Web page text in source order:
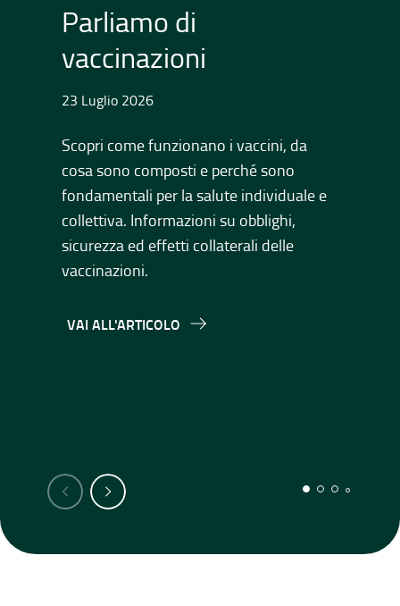
Parliamo di
vaccinazioni
23 Luglio 2026
Scopri come funzionano i vaccini, da
cosa sono composti e perché sono
fondamentali per la salute individuale e
collettiva. Informazioni su obblighi,
sicurezza ed effetti collaterali delle
vaccinazioni.
VAI ALL'ARTICOLO